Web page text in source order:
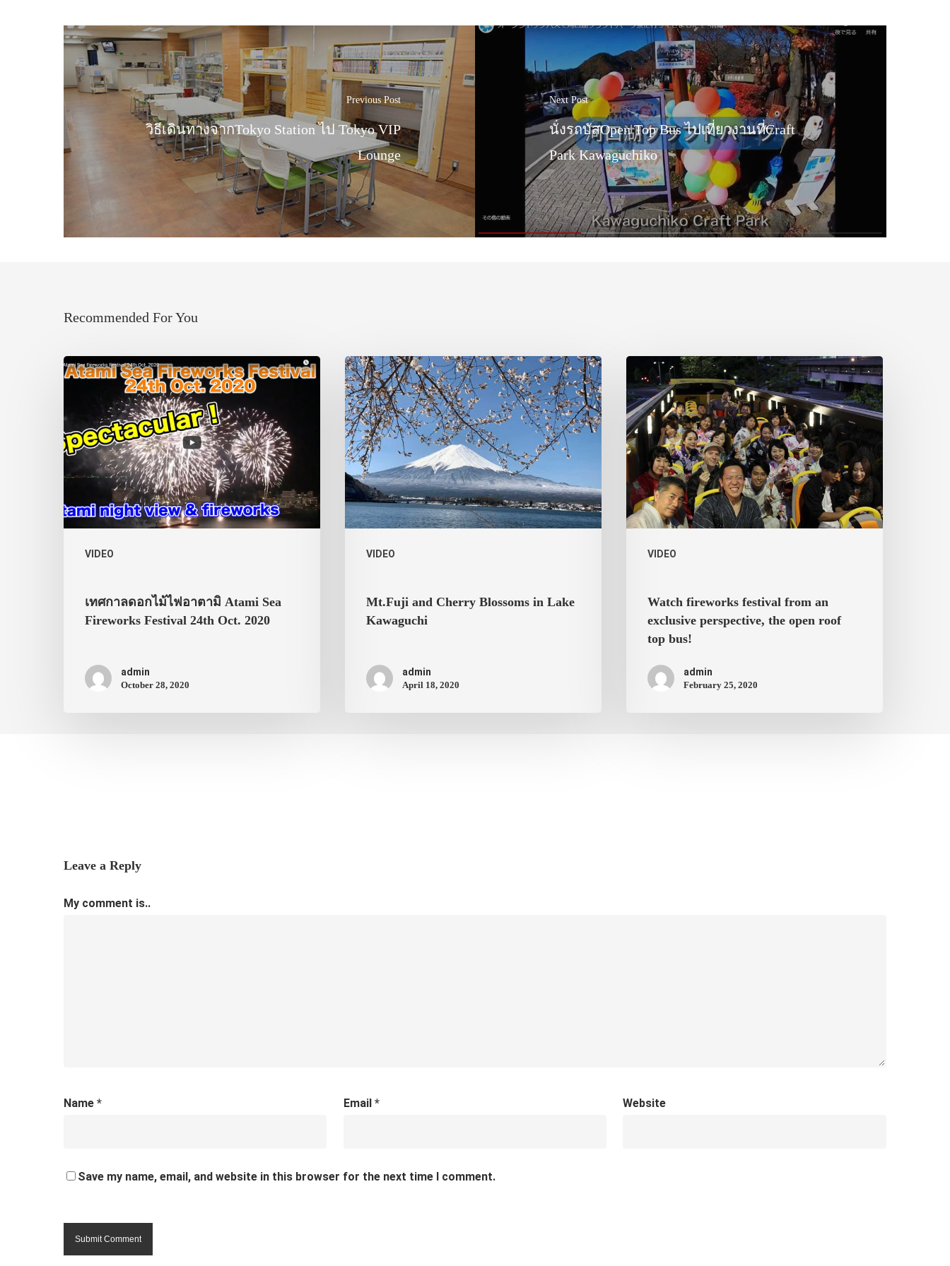
Previous Post
วิธีเดินทางจากTokyo Station ไป Tokyo VIP
Lounge
Next Post
นั่งรถบัสOpen Top Bus ไปเที่ยวงานที่Craft
Park Kawaguchiko
Recommended For You
VIDEO
เทศกาลดอกไม้ไฟอาตามิ Atami Sea
Fireworks Festival 24th Oct. 2020
admin
October 28, 2020
VIDEO
Mt.Fuji and Cherry Blossoms in Lake
Kawaguchi
admin
April 18, 2020
VIDEO
Watch fireworks festival from an
exclusive perspective, the open roof
top bus!
admin
February 25, 2020
Leave a Reply
My comment is..
Name * Email * Website
Save my name, email, and website in this browser for the next time I comment.